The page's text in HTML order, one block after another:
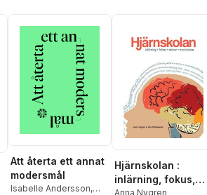
Att återta ett annat
modersmål
Isabelle Andersson,
Hjärnskolan :
inlärning, fokus,
Anna Nygren